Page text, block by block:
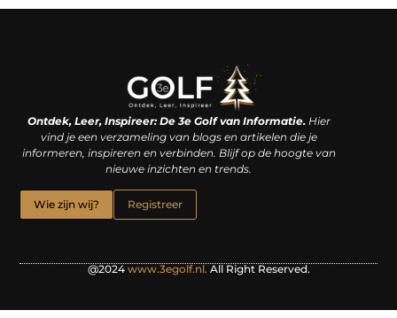
Ontdek, Leer, Inspireer: De 3e Golf van Informatie.Hier
vind je een verzameling van blogs en artikelen die je
informeren, inspireren en verbinden. Blijf op de hoogte van
nieuwe inzichten en trends.
Wie zijn wij? Registreer
@2024www.3egolf.nl.All Right Reserved.